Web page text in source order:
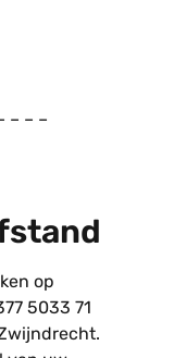
– – –
op
5033 71